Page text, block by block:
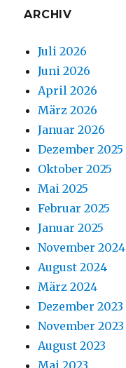
ARCHIV
Juli 2026
Juni 2026
April 2026
März 2026
Januar 2026
Dezember 2025
Oktober 2025
Mai 2025
Februar 2025
Januar 2025
November 2024
August 2024
März 2024
Dezember 2023
November 2023
August 2023
Mai 2023